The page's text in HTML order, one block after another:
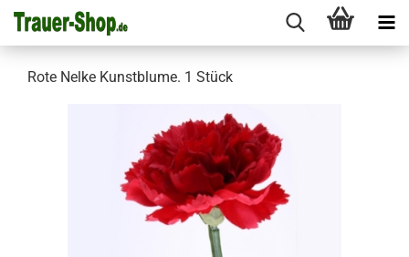
Rote Nelke Kunstblume. 1 Stück